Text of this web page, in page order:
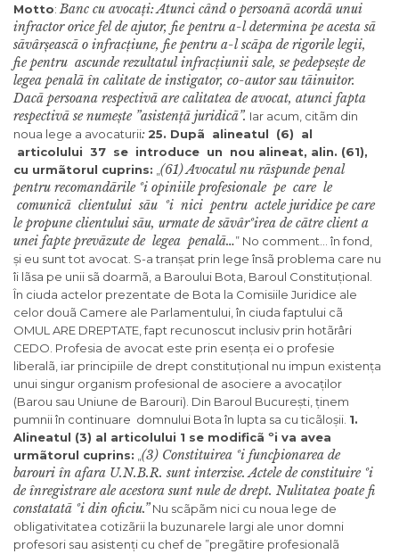
Motto: Banc cu avocați: Atunci când o persoanã acordã unui
infractor orice fel de ajutor, fie pentru a-l determina pe acesta sã
sãvârșeascã o infracțiune, fie pentru a-l scãpa de rigorile legii,
fie pentru ascunde rezultatul infracțiunii sale, se pedepsește de
legea penalã în calitate de instigator, co-autor sau tãinuitor.
Dacã persoana respectivã are calitatea de avocat, atunci fapta
respectivã se numește ”asistențã juridicã”. Iar acum, citãm din
noua lege a avocaturii:25. Dupã alineatul (6) al
articolului 37 se introduce un nou alineat, alin. (61),
cu urmãtorul cuprins: (61) Avocatul nu rãspunde penal
pentru recomandãrile ºi opiniile profesionale pe care le
comunicã clientului sãu ºi nici pentru actele juridice pe care
le propune clientului sãu, urmate de sãvârºirea de cãtre client a
unei fapte prevãzute de legea penalã…” No comment… în fond,
și eu sunt tot avocat. S-a tranșat prin lege însã problema care nu
îi lãsa pe unii sã doarmã, a Baroului Bota, Baroul Constituțional.
În ciuda actelor prezentate de Bota la Comisiile Juridice ale
celor douã Camere ale Parlamentului, în ciuda faptului cã
OMUL ARE DREPTATE, fapt recunoscut inclusiv prin hotãrâri
CEDO. Profesia de avocat este prin esența ei o profesie
liberalã, iar principiile de drept constituțional nu impun existența
unui singur organism profesional de asociere a avocaților
(Barou sau Uniune de Barouri). Din Baroul București, ținem
pumnii în continuare domnului Bota în lupta sa cu ticãloșii. 1.
Alineatul (3) al articolului 1 se modificã ºi va avea
urmãtorul cuprins: (3) Constituirea ºi funcþionarea de
barouri în afara U.N.B.R. sunt interzise. Actele de constituire ºi
de înregistrare ale acestora sunt nule de drept. Nulitatea poate fi
constatatã ºi din oficiu.”Nu scãpãm nici cu noua lege de
obligativitatea cotizãrii la buzunarele largi ale unor domni
profesori sau asistenți cu chef de ”pregãtire profesionalã